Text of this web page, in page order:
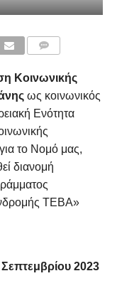
Κοινωνικής
ως κοινωνικός
Ενότητα
το Νομό μας,
διανομή
ΤΕΒΑ»
Σεπτεμβρίου 2023